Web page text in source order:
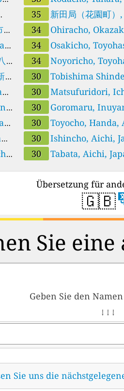
原市古田町田原市)
35
新田局（花園町）
34
Ohiracho,
(大平岡崎市)
34
Osakicho,
(大崎豊橋市)
34
Noyoricho,
Japan (野依豊橋市)
30
Tobishima
(国設飛島自動車交通環
村)
30
Matsufuridori,
Japan (一宮市松降通一宮
30
Goromaru,
(犬山消防署犬山市)
30
Toyocho, Handa,
田市東洋町半田市)
30
Ishincho, Aichi,
古屋市港区)
30 Tabata, Aichi,
Übersetzung für
🇬🇧
Sie
Geben Sie den
↓ ↓ ↓
Sie uns die